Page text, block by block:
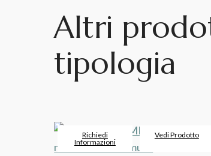
Altri
tipologia
Richiedi
Informazioni
Vedi Prodotto